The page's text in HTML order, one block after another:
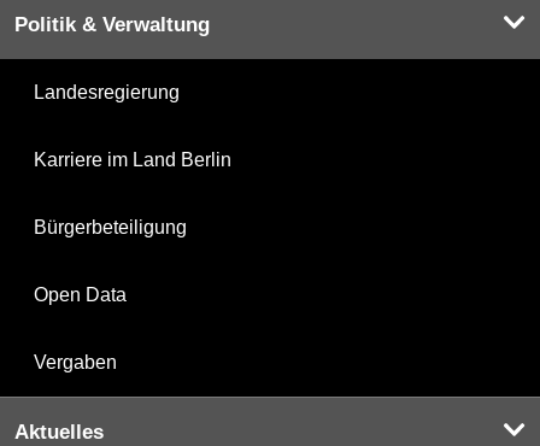
Politik & Verwaltung
Landesregierung
Karriere im Land Berlin
Bürgerbeteiligung
Open Data
Vergaben
Aktuelles